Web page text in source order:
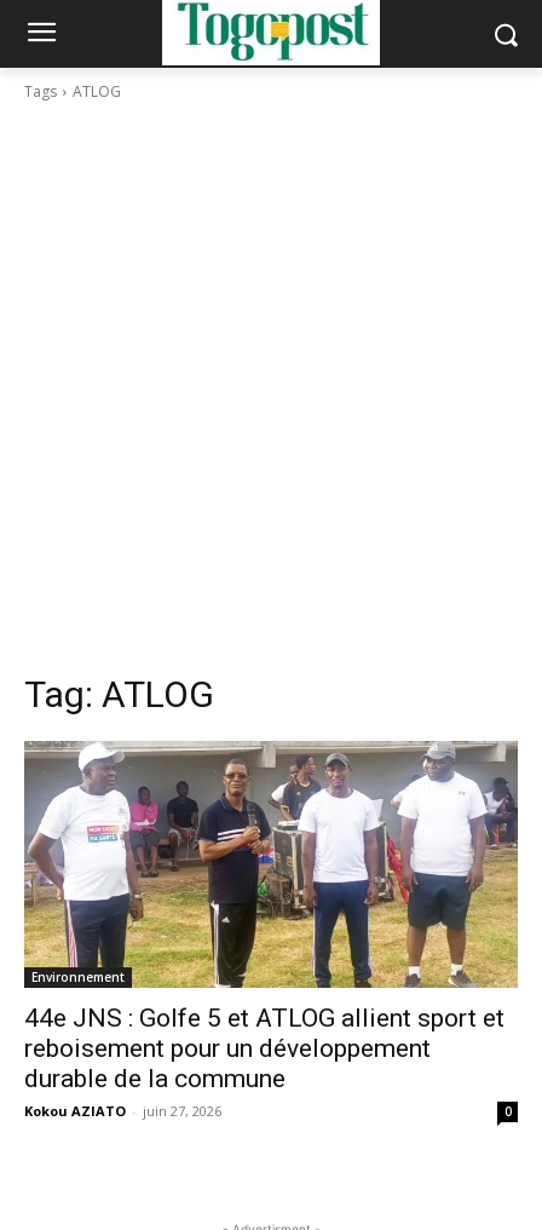
Tags ATLOG
Tag: ATLOG
Environnement
44e JNS : Golfe 5 et ATLOG allient sport et
reboisement pour un développement
durable de la commune
Kokou AZIATO - juin 27, 2026 0